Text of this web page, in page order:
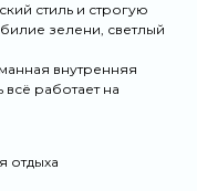
стиль и строгую
зелени, светлый
внутренняя
работает на
отдыха